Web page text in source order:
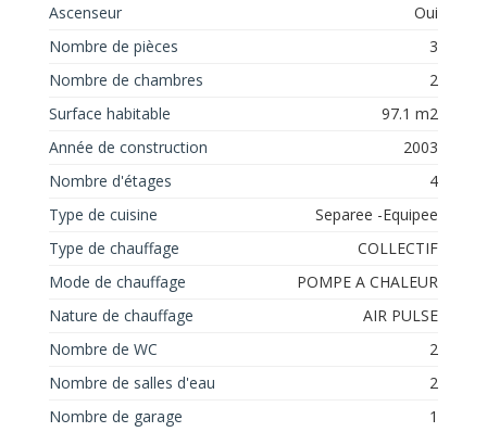
Ascenseur
Oui
Nombre de pièces
3
Nombre de chambres
2
Surface habitable
97.1 m2
Année de construction
2003
Nombre d'étages
4
Type de cuisine
Separee -Equipee
Type de chauffage
COLLECTIF
Mode de chauffage
POMPE A CHALEUR
Nature de chauffage
AIR PULSE
Nombre de WC
2
Nombre de salles d'eau
2
Nombre de garage
1